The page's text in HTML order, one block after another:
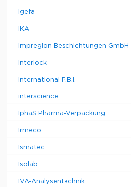
Igefa
IKA
Impreglon Beschichtungen GmbH
Interlock
International P.B.I.
interscience
IphaS Pharma-Verpackung
Irmeco
Ismatec
Isolab
IVA-Analysentechnik